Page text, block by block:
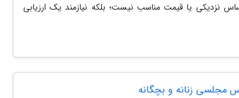
نزدیکی یا قیمت مناسب نیست؛ بلکه نیازمند یک ارزیابی
مجلسی زنانه و بچگانه